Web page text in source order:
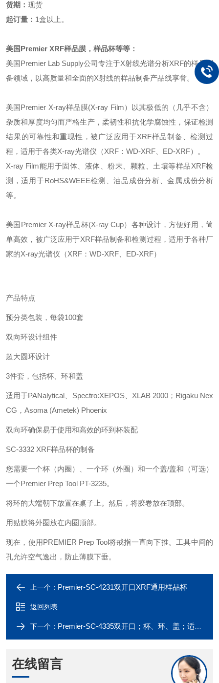
货期： 现货
起订量： 1盒以上。
美国Premier XRF样品膜 ， 样品杯等等 ：
美国Premier Lab Supply公司专注于X射线光谱分析XRF的样品制
备领域，以高质量和全面的X射线的样品制备产品线享誉。
美国Premier X-ray样品膜(X-ray Film）以其极低的（几乎不含）
杂质和厚度均匀而严格生产，柔韧性和抗化学腐蚀性，保证检测
结果的可靠性和重现性，被广泛应用于XRF样品制备、检测过
程，适用于各类X-ray光谱仪（XRF：WD-XRF、ED-XRF）。
X-ray Film能用于固体、液体、粉末、颗粒、土壤等样品XRF检
测，适用于RoHS&WEEE检测、油品成份分析、金属成份分析
等。
美国Premier X-ray样品杯(X-ray Cup） 各种设计，方便好用，简
单高效 ，被广泛应用于XRF样品制备和检测过程，适用于各种厂
家的X-ray光谱仪（XRF：WD-XRF、ED-XRF）
产品特点
预分类包装，每袋100套
双向环设计组件
超大圆环设计
3件套，包括杯、环和盖
适用于PANalytical、Spectro:XEPOS、XLAB 2000；Rigaku Nex
CG，Asoma (Ametek) Phoenix
双向环确保易于使用和高效的环到杯装配
SC-3332 XRF样品杯的制备
您需要一个杯（内圈）、一个环（外圈）和一个盖/盖和（可选）
一个Premier Prep Tool PT-3235。
将环的大端朝下放置在桌子上。然后，将胶卷放在顶部。
用贴膜将外圈放在内圈顶部。
现在，使用PREMIER Prep Tool将戒指一直向下推。工具中间的
孔允许空气逸出，防止薄膜下垂。
上一个： Premier-SC-4231双开口XRF通用样品杯
返回列表
下一个： Premier-SC-4335双开口；杯、环、盖；适用于PANanlytical
在线留言